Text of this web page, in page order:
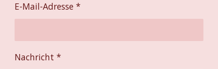
E-Mail-Adresse *
Nachricht *